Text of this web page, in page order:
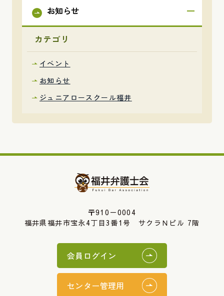
お知らせ
カテゴリ
イベント
お知らせ
ジュニアロースクール福井
〒910－0004
福井県福井市宝永4丁目3番1号 サクラＮビル 7階
会員ログイン
センター管理用